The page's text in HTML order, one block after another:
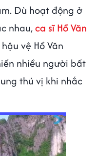
Dù hoạt động ở
nhau,ca sĩ Hồ Văn
vệ Hồ Văn
nhiều người bất
thú vị khi nhắc